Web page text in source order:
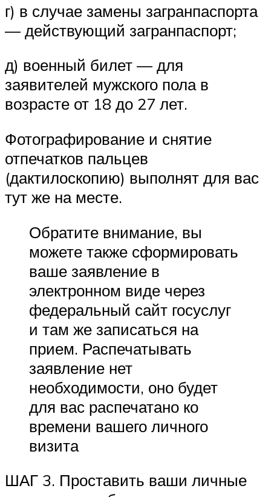
г) в случае замены загранпаспорта
— действующий загранпаспорт;
д) военный билет — для
заявителей мужского пола в
возрасте от 18 до 27 лет.
Фотографирование и снятие
отпечатков пальцев
(дактилоскопию) выполнят для вас
тут же на месте.
Обратите внимание, вы
можете также сформировать
ваше заявление в
электронном виде через
федеральный сайт госуслуг
и там же записаться на
прием. Распечатывать
заявление нет
необходимости, оно будет
для вас распечатано ко
времени вашего личного
визита
ШАГ 3. Проставить ваши личные